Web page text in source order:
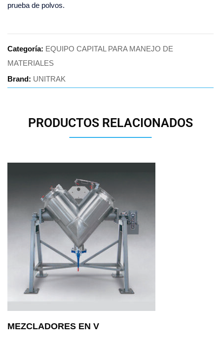
prueba de polvos.
Categoría: EQUIPO CAPITAL PARA MANEJO DE
MATERIALES
Brand: UNITRAK
PRODUCTOS RELACIONADOS
MEZCLADORES EN V